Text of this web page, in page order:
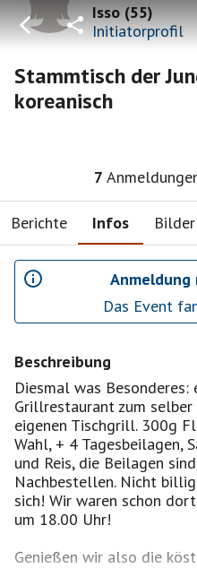
Isso(55)
Initiatorprofil
Stammtisch der
koreanisch
7
Berichte Infos Bilder
Das Event
Beschreibung
Diesmal was Besonderes:
Grillrestaurant zum
eigenen Tischgrill. 300g
Wahl, + 4 Tagesbeilagen,
und Reis, die Beilagen
Nachbestellen. Nicht
sich! Wir waren schon
um 18.00 Uhr!
Genießen wir also die